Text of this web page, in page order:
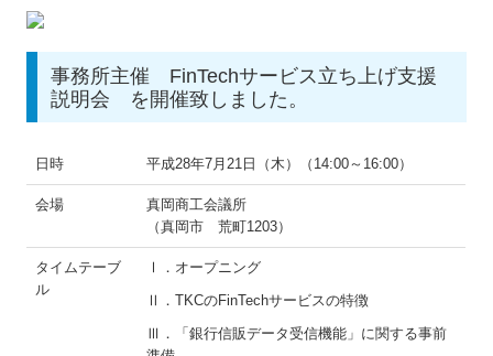
事務所主催 FinTechサービス立ち上げ支援
説明会 を開催致しました。
日時 平成28年7月21日（木）（14:00～16:00）
会場
真岡商工会議所
（真岡市 荒町1203）
タイムテーブ
ル
Ⅰ．オープニング
Ⅱ．TKCのFinTechサービスの特徴
Ⅲ．「銀行信販データ受信機能」に関する事前